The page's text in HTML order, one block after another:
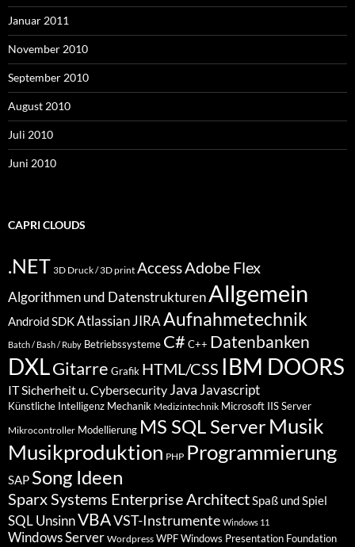
Januar 2011
November 2010
September 2010
August 2010
Juli 2010
Juni 2010
CAPRI CLOUDS
.NET 3D Druck / 3D print AccessAdobe Flex
Algorithmen und DatenstrukturenAllgemein
Android SDKAtlassian JIRAAufnahmetechnik
Batch / Bash / Ruby Betriebssysteme C# C++ Datenbanken
DXLGitarre Grafik HTML/CSS IBM DOORS
IT Sicherheit u. Cybersecurity Java Javascript
Künstliche Intelligenz Mechanik Medizintechnik Microsoft IIS Server
Mikrocontroller Modellierung MS SQL Server Musik
Musikproduktion PHP Programmierung
SAP Song Ideen
Sparx Systems Enterprise ArchitectSpaß und Spiel
SQL UnsinnVBAVST-Instrumente Windows 11
Windows Server Wordpress WPF Windows Presentation Foundation